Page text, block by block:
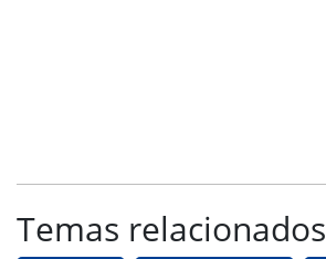
Temas relacionados